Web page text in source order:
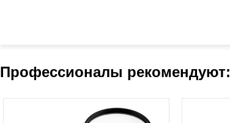
Профессионалы рекомендуют: